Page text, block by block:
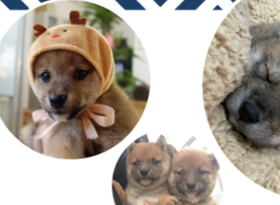
MameShiba Information
Features of Sesshu Hozanso's
Purchase a Mame-Shiba Inu
FAQs | Mame Shiba Inu:
Terms and conditions of the